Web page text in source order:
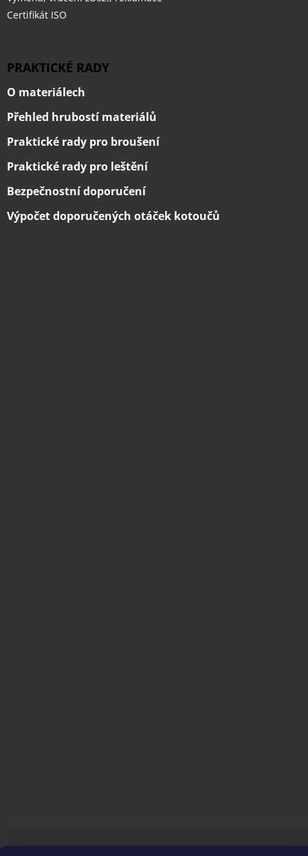
Certifikát ISO
PRAKTICKÉ RADY
O materiálech
Přehled hrubostí materiálů
Praktické rady pro broušení
Praktické rady pro leštění
Bezpečnostní doporučení
Výpočet doporučených otáček kotoučů